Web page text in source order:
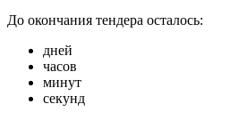
До окончания тендера осталось:
дней
часов
минут
секунд